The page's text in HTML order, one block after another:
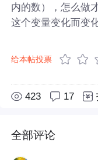
内的数），怎么做
这个变量变化而变
给本帖投票
423 17
全部评论